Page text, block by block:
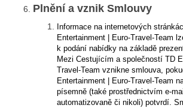
Plnění a vznik Smlouvy
Informace na internetových
Entertainment | Euro-Travel-Team
k podání nabídky na základě
Mezi Cestujícím a společností TD
Travel-Team vznikne smlouva,
Entertainment | Euro-Travel-Team
písemně (také prostřednictvím e-
automatizovaně či nikoli) potvrdí.